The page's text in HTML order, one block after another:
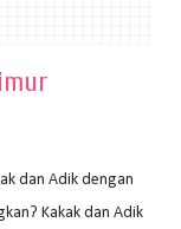
dan Adik dengan
Kakak dan Adik